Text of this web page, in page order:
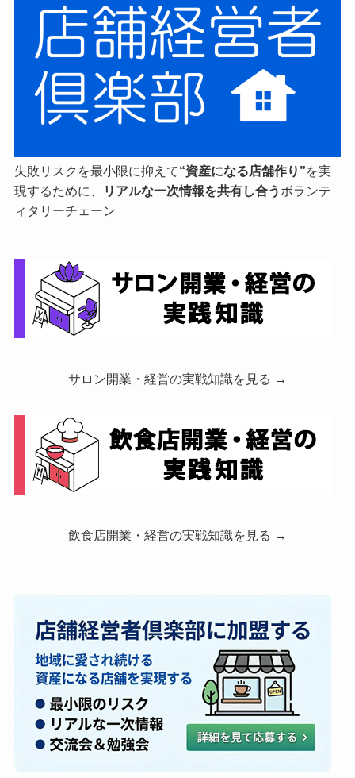
失敗リスクを最小限に抑えて“資産になる店舗作り”を実
現するために、
リアルな一次情報を共有し合う ボランテ
ィタリーチェーン
サロン開業・経営の実戦知識を見る →
飲食店開業・経営の実戦知識を見る →